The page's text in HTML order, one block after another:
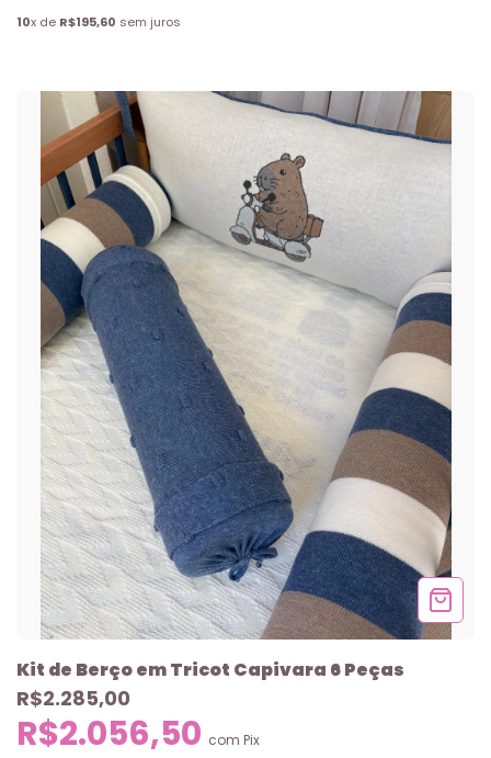
10x de R$195,60 sem juros
Kit de Berço em Tricot Capivara 6 Peças
R$2.285,00
R$2.056,50 com Pix